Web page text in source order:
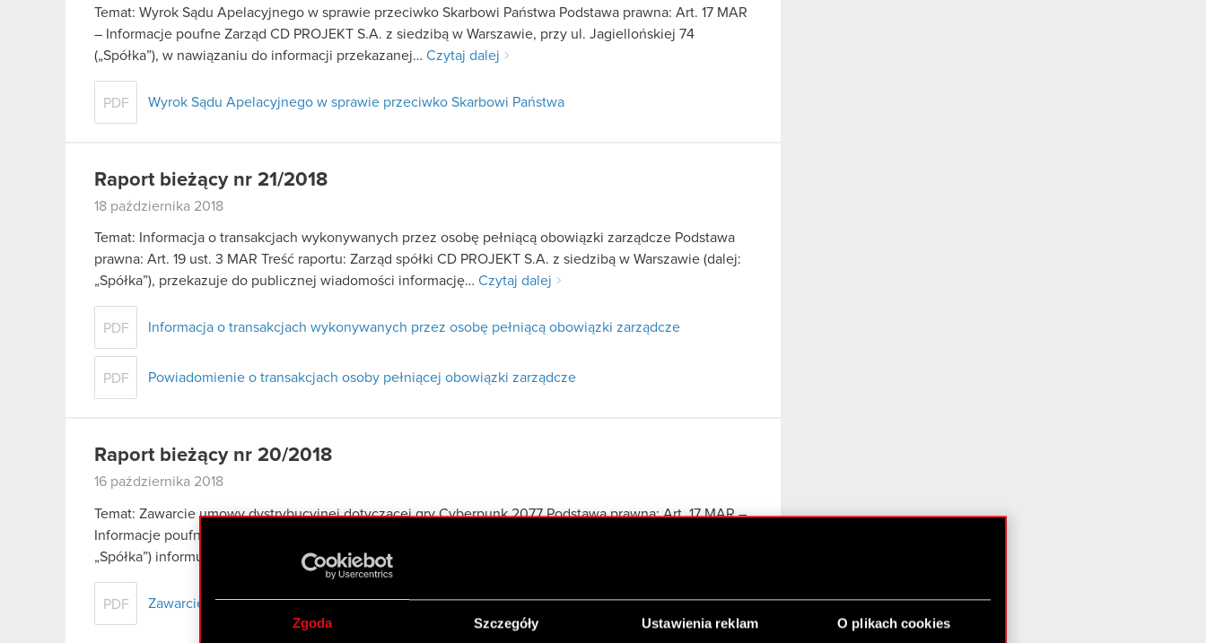
Zgoda Szczegóły Ustawienia reklam O plikach cookies
Temat: Wyrok Sądu Apelacyjnego w sprawie przeciwko Skarbowi Państwa Podstawa prawna: Art. 17 MAR
– Informacje poufne Zarząd CD PROJEKT S.A. z siedzibą w Warszawie, przy ul. Jagiellońskiej 74
(„Spółka”), w nawiązaniu do informacji przekazanej… Czytaj dalej
PDF Wyrok Sądu Apelacyjnego w sprawie przeciwko Skarbowi Państwa
Raport bieżący nr 21/2018
18 października 2018
Temat: Informacja o transakcjach wykonywanych przez osobę pełniącą obowiązki zarządcze Podstawa
prawna: Art. 19 ust. 3 MAR Treść raportu: Zarząd spółki CD PROJEKT S.A. z siedzibą w Warszawie (dalej:
„Spółka”), przekazuje do publicznej wiadomości informację… Czytaj dalej
PDF Informacja o transakcjach wykonywanych przez osobę pełniącą obowiązki zarządcze
PDF Powiadomienie o transakcjach osoby pełniącej obowiązki zarządcze
Raport bieżący nr 20/2018
16 października 2018
Temat: Zawarcie umowy dystrybucyjnej dotyczącej gry Cyberpunk 2077 Podstawa prawna: Art. 17 MAR –
Informacje poufne Zarząd spółki CD PROJEKT S.A. z siedzibą w Warszawie, ul. Jagiellońska 74 (dalej
„Spółka”) informuje, o zawartej dnia 16…Czytaj dalej
PDF Zawarcie umowy dystrybucyjnej dotyczącej gry Cyberpunk 2077